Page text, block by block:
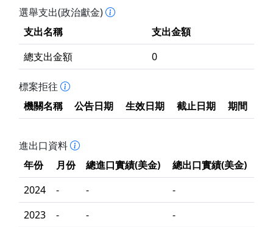
選舉支出(政治獻金)
支出名稱
支出金額
總支出金額
0
標案拒往
機關名稱
公告日期 生效日期 截止日期 期間
進出口資料
年份
月份 總進口實績(美金)
總出口實績(美金)
2024
- -
-
2023
- -
-